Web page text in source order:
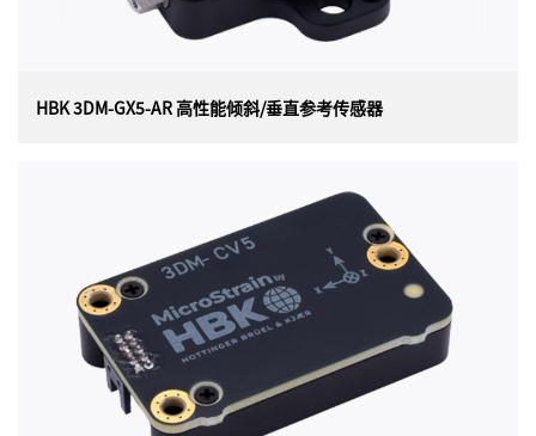
HBK 3DM-GX5-AR 高性能倾斜/垂直参考传感器
HBK 3DM-GX5-AR 高性能倾斜/垂直参考传感器
美国HBK（原LORD）MicroStrain 3DM-GX5-AR（3DM-
GX5-15）高性能倾斜/垂直参考传感器（通用封装），是
目前最小、最轻的工业 VRU。它具有三轴加速度计、陀螺
仪和温度传感器，以实现测量质量的最佳组合。3DM-
GX5-AR非常适合各种应用，包括平台稳定天线指向和使用
情况监控。